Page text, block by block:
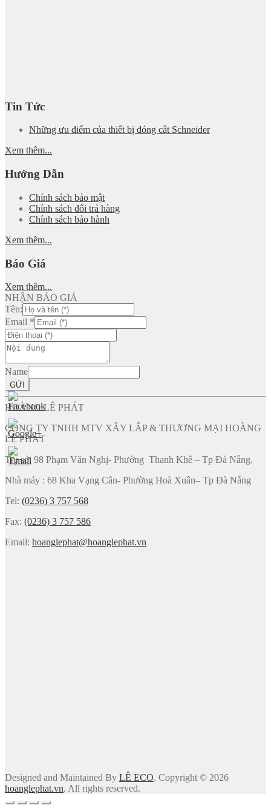
Tin Tức
Những ưu điểm của thiết bị đóng cắt Schneider
Xem thêm...
Hướng Dẫn
Chính sách bảo mật
Chính sách đổi trả hàng
Chính sách bảo hành
Xem thêm...
Báo Giá
Xem thêm...
NHẬN BÁO GIÁ
Tên:
Email *
Name
GỬI
HOÀNG LÊ PHÁT
CÔNG TY TNHH MTV XÂY LẮP & THƯƠNG MẠI HOÀNG
LÊ PHÁT
Trụ sở: 98 Phạm Văn Nghị- Phường Thanh Khê – Tp Đà Nẵng.
Nhà máy : 68 Kha Vạng Cân- Phường Hoà Xuân– Tp Đà Nẵng
Tel: (0236) 3 757 568
Fax: (0236) 3 757 586
Email: hoanglephat@hoanglephat.vn
Designed and Maintained By LÊ ECO. Copyright © 2026
hoanglephat.vn. All rights reserved.